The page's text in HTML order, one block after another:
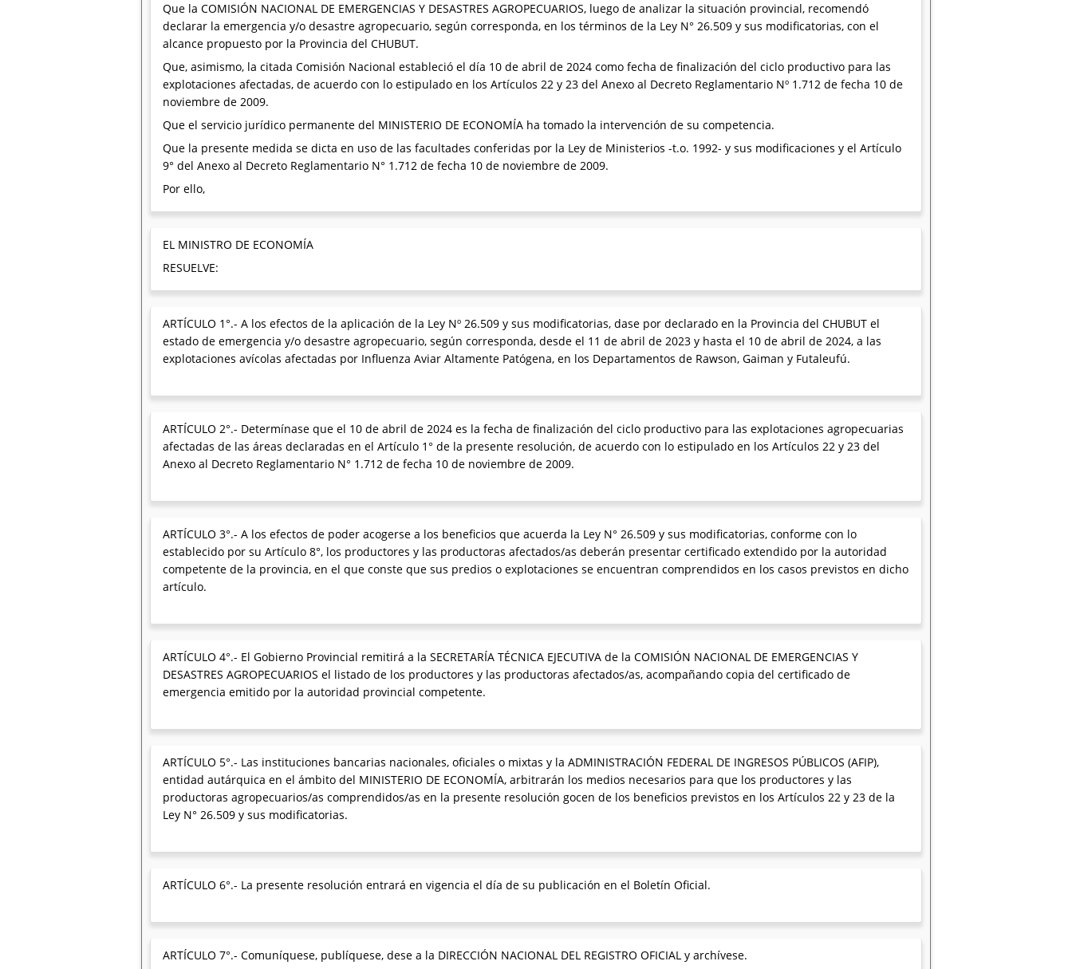
Que la COMISIÓN NACIONAL DE EMERGENCIAS Y DESASTRES AGROPECUARIOS, luego de analizar la situación provincial, recomendó
declarar la emergencia y/o desastre agropecuario, según corresponda, en los términos de la Ley N° 26.509 y sus modificatorias, con el
alcance propuesto por la Provincia del CHUBUT.
Que, asimismo, la citada Comisión Nacional estableció el día 10 de abril de 2024 como fecha de finalización del ciclo productivo para las
explotaciones afectadas, de acuerdo con lo estipulado en los Artículos 22 y 23 del Anexo al Decreto Reglamentario Nº 1.712 de fecha 10 de
noviembre de 2009.
Que el servicio jurídico permanente del MINISTERIO DE ECONOMÍA ha tomado la intervención de su competencia.
Que la presente medida se dicta en uso de las facultades conferidas por la Ley de Ministerios -t.o. 1992- y sus modificaciones y el Artículo
9° del Anexo al Decreto Reglamentario N° 1.712 de fecha 10 de noviembre de 2009.
Por ello,
EL MINISTRO DE ECONOMÍA
RESUELVE:
ARTÍCULO 1°.- A los efectos de la aplicación de la Ley Nº 26.509 y sus modificatorias, dase por declarado en la Provincia del CHUBUT el
estado de emergencia y/o desastre agropecuario, según corresponda, desde el 11 de abril de 2023 y hasta el 10 de abril de 2024, a las
explotaciones avícolas afectadas por Influenza Aviar Altamente Patógena, en los Departamentos de Rawson, Gaiman y Futaleufú.
ARTÍCULO 2°.- Determínase que el 10 de abril de 2024 es la fecha de finalización del ciclo productivo para las explotaciones agropecuarias
afectadas de las áreas declaradas en el Artículo 1° de la presente resolución, de acuerdo con lo estipulado en los Artículos 22 y 23 del
Anexo al Decreto Reglamentario N° 1.712 de fecha 10 de noviembre de 2009.
ARTÍCULO 3°.- A los efectos de poder acogerse a los beneficios que acuerda la Ley N° 26.509 y sus modificatorias, conforme con lo
establecido por su Artículo 8°, los productores y las productoras afectados/as deberán presentar certificado extendido por la autoridad
competente de la provincia, en el que conste que sus predios o explotaciones se encuentran comprendidos en los casos previstos en dicho
artículo.
ARTÍCULO 4°.- El Gobierno Provincial remitirá a la SECRETARÍA TÉCNICA EJECUTIVA de la COMISIÓN NACIONAL DE EMERGENCIAS Y
DESASTRES AGROPECUARIOS el listado de los productores y las productoras afectados/as, acompañando copia del certificado de
emergencia emitido por la autoridad provincial competente.
ARTÍCULO 5°.- Las instituciones bancarias nacionales, oficiales o mixtas y la ADMINISTRACIÓN FEDERAL DE INGRESOS PÚBLICOS (AFIP),
entidad autárquica en el ámbito del MINISTERIO DE ECONOMÍA, arbitrarán los medios necesarios para que los productores y las
productoras agropecuarios/as comprendidos/as en la presente resolución gocen de los beneficios previstos en los Artículos 22 y 23 de la
Ley N° 26.509 y sus modificatorias.
ARTÍCULO 6°.- La presente resolución entrará en vigencia el día de su publicación en el Boletín Oficial.
ARTÍCULO 7°.- Comuníquese, publíquese, dese a la DIRECCIÓN NACIONAL DEL REGISTRO OFICIAL y archívese.